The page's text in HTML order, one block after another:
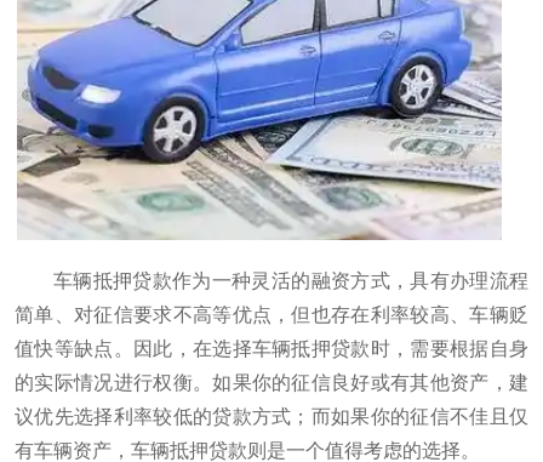
车辆抵押贷款作为一种灵活的融资方式，具有办理流程
简单、对征信要求不高等优点，但也存在利率较高、车辆贬
值快等缺点。因此，在选择车辆抵押贷款时，需要根据自身
的实际情况进行权衡。如果你的征信良好或有其他资产，建
议优先选择利率较低的贷款方式；而如果你的征信不佳且仅
有车辆资产，车辆抵押贷款则是一个值得考虑的选择。